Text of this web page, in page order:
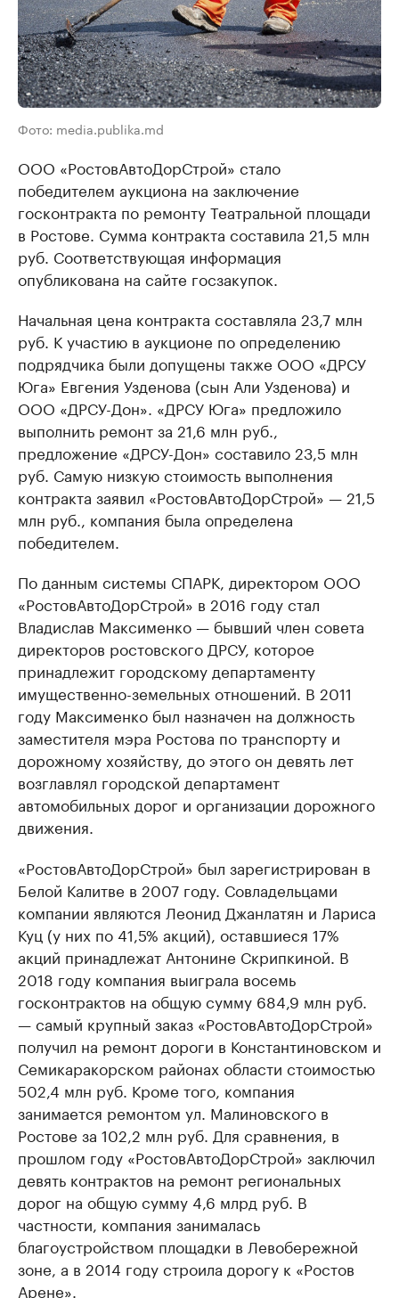
Фото: media.publika.md
ООО «РостовАвтоДорСтрой» стало
победителем аукциона на заключение
госконтракта по ремонту Театральной площади
в Ростове. Сумма контракта составила 21,5 млн
руб. Соответствующая информация
опубликована на сайте госзакупок.
Начальная цена контракта составляла 23,7 млн
руб. К участию в аукционе по определению
подрядчика были допущены также ООО «ДРСУ
Юга» Евгения Узденова (сын Али Узденова) и
ООО «ДРСУ-Дон». «ДРСУ Юга» предложило
выполнить ремонт за 21,6 млн руб.,
предложение «ДРСУ-Дон» составило 23,5 млн
руб. Самую низкую стоимость выполнения
контракта заявил «РостовАвтоДорСтрой» — 21,5
млн руб., компания была определена
победителем.
По данным системы СПАРК, директором ООО
«РостовАвтоДорСтрой» в 2016 году стал
Владислав Максименко — бывший член совета
директоров ростовского ДРСУ, которое
принадлежит городскому департаменту
имущественно-земельных отношений. В 2011
году Максименко был назначен на должность
заместителя мэра Ростова по транспорту и
дорожному хозяйству, до этого он девять лет
возглавлял городской департамент
автомобильных дорог и организации дорожного
движения.
«РостовАвтоДорСтрой» был зарегистрирован в
Белой Калитве в 2007 году. Совладельцами
компании являются Леонид Джанлатян и Лариса
Куц (у них по 41,5% акций), оставшиеся 17%
акций принадлежат Антонине Скрипкиной. В
2018 году компания выиграла восемь
госконтрактов на общую сумму 684,9 млн руб.
— самый крупный заказ «РостовАвтоДорСтрой»
получил на ремонт дороги в Константиновском и
Семикаракорском районах области стоимостью
502,4 млн руб. Кроме того, компания
занимается ремонтом ул. Малиновского в
Ростове за 102,2 млн руб. Для сравнения, в
прошлом году «РостовАвтоДорСтрой» заключил
девять контрактов на ремонт региональных
дорог на общую сумму 4,6 млрд руб. В
частности, компания занималась
благоустройством площадки в Левобережной
зоне, а в 2014 году строила дорогу к «Ростов
Арене».